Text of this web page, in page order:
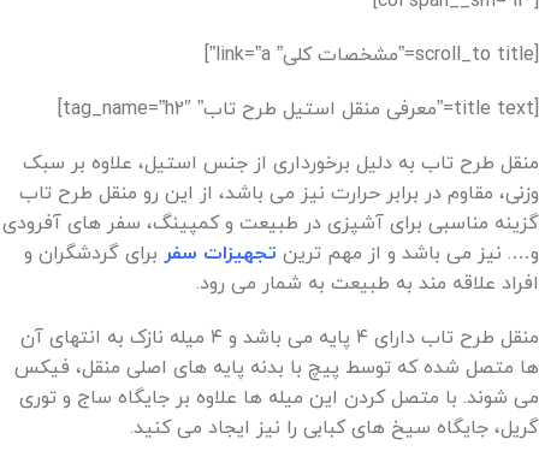
[scroll_to title=”مشخصات کلی” link=”a”]
[title text=”معرفی منقل استیل طرح تاب” tag_name=”h2″]
منقل طرح تاب به دلیل برخورداری از جنس استیل، علاوه بر سبک
وزنی، مقاوم در برابر حرارت نیز می باشد، از این رو منقل طرح تاب
گزینه مناسبی برای آشپزی در طبیعت و کمپینگ، سفر های آفرودی
و…. نیز می باشد و از مهم ترین تجهیزات سفر برای گردشگران و
افراد علاقه مند به طبیعت به شمار می رود.
منقل طرح تاب دارای ۴ پایه می باشد و ۴ میله نازک به انتهای آن
ها متصل شده که توسط پیچ با بدنه پایه های اصلی منقل، فیکس
می شوند. با متصل کردن این میله ها علاوه بر جایگاه ساج و توری
گریل، جایگاه سیخ های کبابی را نیز ایجاد می کنید.